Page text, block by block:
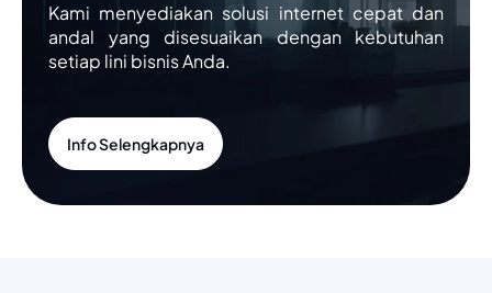
Kami menyediakan solusi internet cepat dan
andal yang disesuaikan dengan kebutuhan
setiap lini bisnis Anda.
Info Selengkapnya